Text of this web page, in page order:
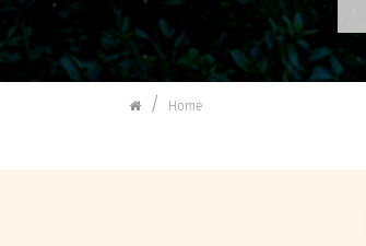
Kulturforum Schorndorf
Home